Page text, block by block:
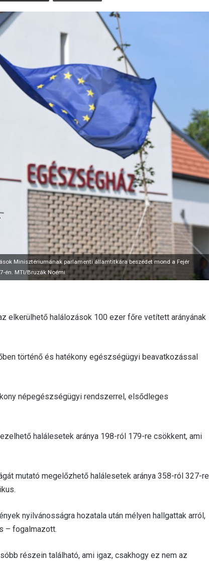
Minisztériumának parlamenti államtitkára beszédet mond a Fejér
én. MTI/Bruzák Noémi
elkerülhető halálozások 100 ezer főre vetített arányának
történő és hatékony egészségügyi beavatkozással
népegészségügyi rendszerrel, elsődleges
halálesetek aránya 198-ról 179-re csökkent, ami
mutató megelőzhető halálesetek aránya 358-ról 327-re
nyilvánosságra hozatala után mélyen hallgattak arról,
– fogalmazott.
részein található, ami igaz, csakhogy ez nem az